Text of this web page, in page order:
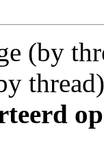
(by